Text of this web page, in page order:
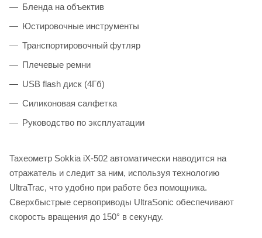
Бленда на объектив
Юстировочные инструменты
Транспортировочный футляр
Плечевые ремни
USB flash диск (4Гб)
Силиконовая салфетка
Руководство по эксплуатации
Тахеометр Sokkia iX-502 автоматически наводится на
отражатель и следит за ним, используя технологию
UltraTrac, что удобно при работе без помощника.
Сверхбыстрые сервоприводы UltraSonic обеспечивают
скорость вращения до 150° в секунду.